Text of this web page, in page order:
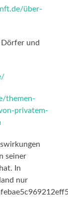
über-
Dörfer und
themen-
privatem-
seiner
In
nur